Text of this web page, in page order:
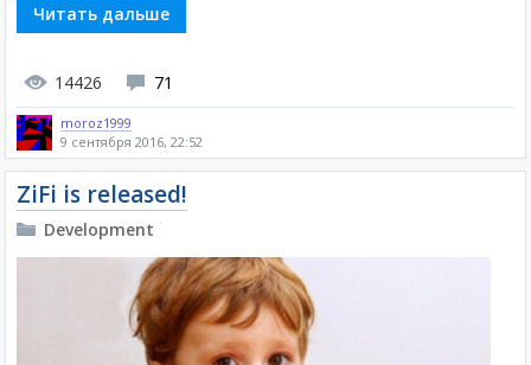
Читать дальше
14426 71
moroz1999
9 сентября 2016, 22:52
ZiFi is released!
Development